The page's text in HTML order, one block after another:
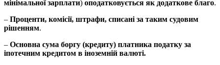
мінімальної зарплати) оподатковується як додаткове благо.
– Проценти, комісії, штрафи, списані за таким судовим
рішенням.
– Основна сума боргу (кредиту) платника податку за
іпотечним кредитом в іноземній валюті.